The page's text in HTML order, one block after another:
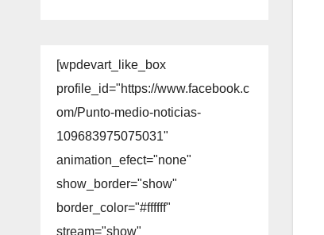
[wpdevart_like_box
profile_id="https://www.facebook.c
om/Punto-medio-noticias-
109683975075031"
animation_efect="none"
show_border="show"
border_color="#ffffff"
stream="show"